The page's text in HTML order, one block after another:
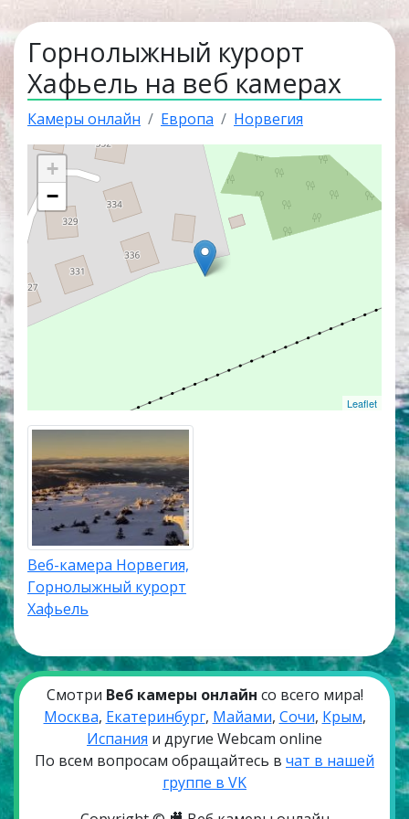
Горнолыжный курорт
Хафьель на веб камерах
Камеры онлайн Европа Норвегия
+
−
Leaflet
Веб-камера Норвегия,
Горнолыжный курорт
Хафьель
Смотри Веб камеры онлайн со всего мира!
Москва, Екатеринбург, Майами, Сочи, Крым,
Испания и другие Webcam online
По всем вопросам обращайтесь в чат в нашей
группе в VK